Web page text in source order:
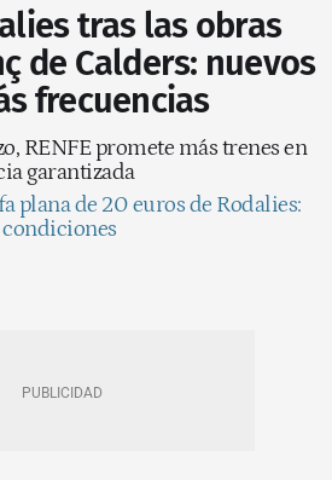
tras las obras
de Calders: nuevos
frecuencias
RENFE promete más trenes en
garantizada
plana de 20 euros de Rodalies:
condiciones